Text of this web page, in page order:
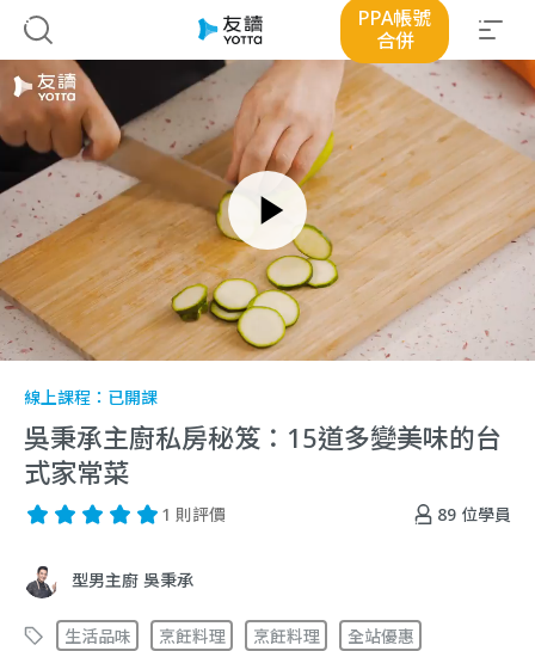
PPA帳號
合併
線上課程： 已開課
吳秉承主廚私房秘笈：15道多變美味的台
式家常菜
89 位學員
1 則評價
型男主廚 吳秉承
生活品味 烹飪料理 烹飪料理 全站優惠